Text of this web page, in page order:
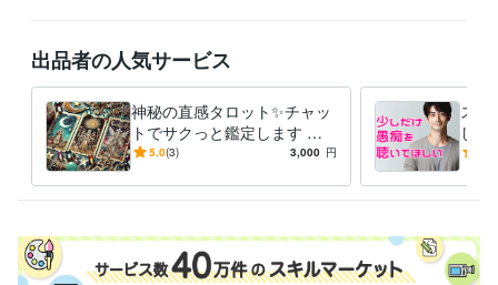
●自分を愛することで生活が激変！
毎日のジャーナリング
自分の感情に向き合う事を大切にして
少しずつ自分を好きになれるようになっていきました
自分を愛せるようになると
世界が一気に輝きだすんです！
自信が生まれる、人間関係が良くなる
出品者の人気サービス
神秘の直感タロット✨チャッ
トでサクっと鑑定します タ
ロットで✨チャット占い一度
5.0(3) 3,000 円
スト
し
族、